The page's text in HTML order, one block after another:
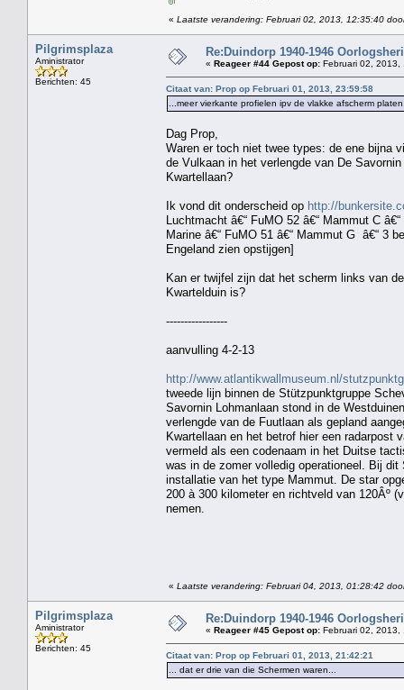
« Laatste verandering: Februari 02, 2013, 12:35:40
Pilgrimsplaza
Aministrator
Berichten: 45
Re:Duindorp 1940-1946
« Reageer #44 Gepost op: Februari 02, 2013,
Citaat van: Prop op Februari 01, 2013, 23:59:58
...meer vierkante profielen ipv de vlakke afscherm
Dag Prop,
Waren er toch niet twee types: de ene bijna
de Vulkaan in het verlengde van De
Kwartellaan?
Ik vond dit onderscheid op http://
Luchtmacht â€“ FuMO 52 â€“ Mammut C
Marine â€“ FuMO 51 â€“ Mammut G â€“ 3
Engeland zien opstijgen]
Kan er twijfel zijn dat het scherm links van
Kwartelduin is?
-----------------
aanvulling 4-2-13
http://www.atlantikwallmuseum.nl/
tweede lijn binnen de Stützpunktgruppe
Savornin Lohmanlaan stond in de
verlengde van de Fuutlaan als gepland
Kwartellaan en het betrof hier een radarpost
vermeld als een codenaam in het Duitse
was in de zomer volledig operationeel. Bij
installatie van het type Mammut. De star
200 à 300 kilometer en richtveld van 120Âº
nemen.
« Laatste verandering: Februari 04, 2013, 01:28:42
Pilgrimsplaza
Aministrator
Berichten: 45
Re:Duindorp 1940-1946
« Reageer #45 Gepost op: Februari 02, 2013,
Citaat van: Prop op Februari 01, 2013, 21:42:21
... dat er drie van die Schermen waren...